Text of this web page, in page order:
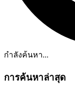
กำลังค้นหา...
การค้นหาล่าสุด